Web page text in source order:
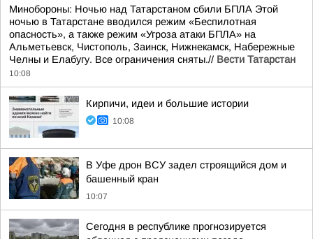
Минобороны: Ночью над Татарстаном сбили БПЛА Этой
ночью в Татарстане вводился режим «Беспилотная
опасность», а также режим «Угроза атаки БПЛА» на
Альметьевск, Чистополь, Заинск, Нижнекамск, Набережные
Челны и Елабугу. Все ограничения сняты.// Вести Татарстан
10:08
Кирпичи, идеи и большие истории
10:08
В Уфе дрон ВСУ задел строящийся дом и
башенный кран
10:07
Сегодня в республике прогнозируется